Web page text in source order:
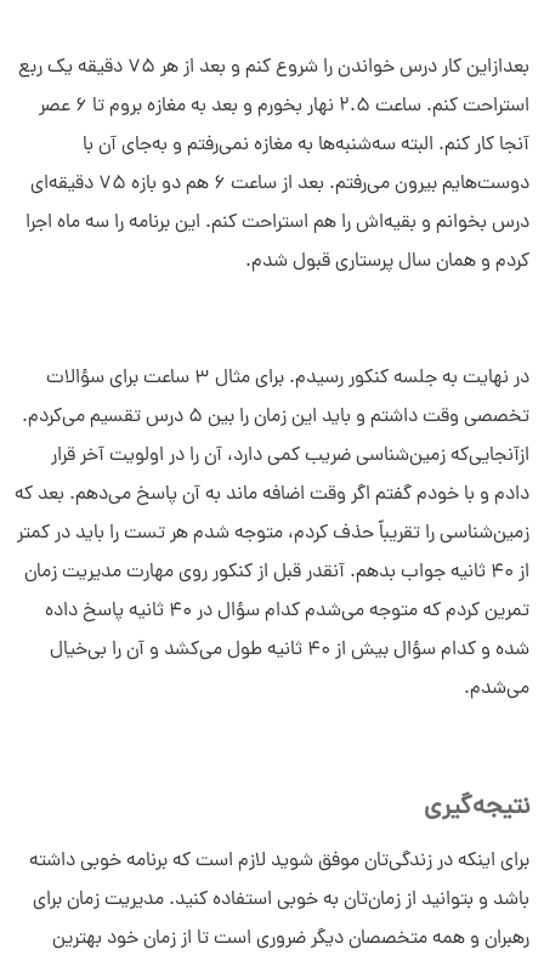
بعدازاین کار درس خواندن را شروع کنم و بعد از هر 75 دقیقه یک ربع
استراحت کنم. ساعت 2.5 نهار بخورم و بعد به مغازه بروم تا 6 عصر
آنجا کار کنم. البته سه‌شنبه‌ها به مغازه نمی‌رفتم و به‌جای آن با
دوست‌هایم بیرون می‌رفتم. بعد از ساعت 6 هم دو بازه 75 دقیقه‌ای
درس بخوانم و بقیه‌اش را هم استراحت کنم. این برنامه را سه ماه اجرا
کردم و همان سال پرستاری قبول شدم.
در نهایت به جلسه کنکور رسیدم. برای مثال 3 ساعت برای سؤالات
تخصصی وقت داشتم و باید این زمان را بین 5 درس تقسیم می‌کردم.
ازآنجایی‌که زمین‌شناسی ضریب کمی دارد، آن را در اولویت آخر قرار
دادم و با خودم گفتم اگر وقت اضافه ماند به آن پاسخ می‌دهم. بعد که
زمین‌شناسی را تقریباً حذف کردم، متوجه شدم هر تست را باید در کمتر
از 40 ثانیه جواب بدهم. آنقدر قبل از کنکور روی مهارت مدیریت زمان
تمرین کردم که متوجه می‌شدم کدام سؤال در 40 ثانیه پاسخ داده
شده و کدام سؤال بیش از 40 ثانیه طول می‌کشد و آن را بی‌خیال
می‌شدم.
نتیجه‌گیری
برای اینکه در زندگی‌تان موفق شوید لازم است که برنامه خوبی داشته
باشد و بتوانید از زمان‌تان به خوبی استفاده کنید. مدیریت زمان برای
رهبران و همه متخصصان دیگر ضروری است تا از زمان خود بهترین